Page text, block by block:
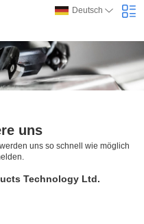
Deutsch
uns
uns so schnell wie möglich
Technology Ltd.